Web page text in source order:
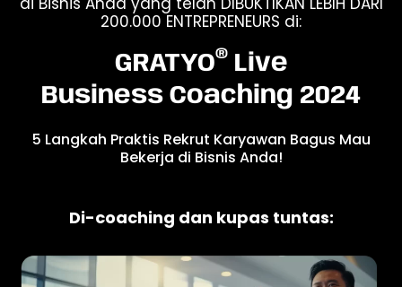
200.000 ENTREPRENEURS di:
GRATYO®Live
Business Coaching 2024
5 Langkah Praktis Rekrut Karyawan Bagus Mau
Bekerja di Bisnis Anda!
Di-coaching dan kupas tuntas: